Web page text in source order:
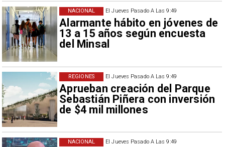
El Jueves Pasado A Las 9:49
Alarmante hábito en jóvenes de
13 a 15 años según encuesta
del Minsal
NACIONAL
El Jueves Pasado A Las 9:49
Aprueban creación del Parque
Sebastián Piñera con inversión
de $4 mil millones
REGIONES
El Jueves Pasado A Las 9:49
NACIONAL